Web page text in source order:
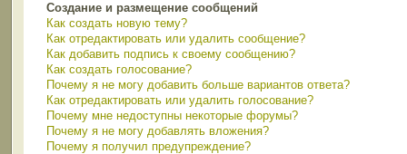
Создание и размещение сообщений
Как создать новую тему?
Как отредактировать или удалить сообщение?
Как добавить подпись к своему сообщению?
Как создать голосование?
Почему я не могу добавить больше вариантов ответа?
Как отредактировать или удалить голосование?
Почему мне недоступны некоторые форумы?
Почему я не могу добавлять вложения?
Почему я получил предупреждение?